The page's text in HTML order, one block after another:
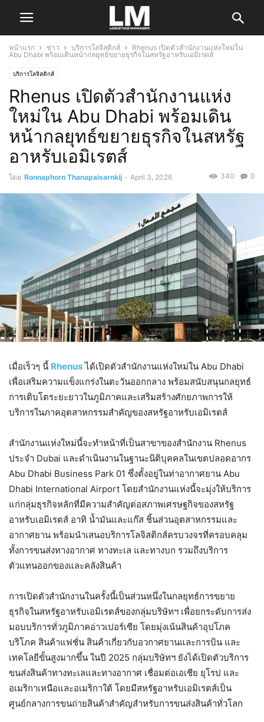
หน้าแรก ข่าว บริการโลจิสติกส์
Rhenus เปิดตัวสำนักงานแห่งใหม่ใน
Abu Dhabi พร้อมเดินหน้ากลยุทธ์ขยายธุรกิจในสหรัฐอาหรับเอมิเรตส์
บริการโลจิสติกส์
Rhenus เปิดตัวสำนักงานแห่ง
ใหม่ใน Abu Dhabi พร้อมเดิน
หน้ากลยุทธ์ขยายธุรกิจในสหรัฐ
อาหรับเอมิเรตส์
โดย Ronnaphorn Thanapaisarnkij - April 3, 2026 0
340
เมื่อเร็วๆ นี้ Rhenusได้เปิดตัวสำนักงานแห่งใหม่ใน Abu Dhabi
เพื่อเสริมความแข็งแกร่งในตะวันออกกลาง พร้อมสนับสนุนกลยุทธ์
การเติบโตระยะยาวในภูมิภาคและเสริมสร้างศักยภาพการให้
บริการในภาคอุตสาหกรรมสำคัญของสหรัฐอาหรับเอมิเรตส์
สำนักงานแห่งใหม่นี้จะทำหน้าที่เป็นสาขาของสำนักงาน Rhenus
ประจำ Dubai และดำเนินงานในฐานะนิติบุคคลในเขตปลอดอากร
Abu Dhabi Business Park 01 ซึ่งตั้งอยู่ในท่าอากาศยาน Abu
Dhabi International Airport โดยสำนักงานแห่งนี้จะมุ่งให้บริการ
แก่กลุ่มธุรกิจหลักที่มีความสำคัญต่อสภาพเศรษฐกิจของสหรัฐ
อาหรับเอมิเรตส์ อาทิ น้ำมันและแก๊ส ชิ้นส่วนอุตสาหกรรมและ
อากาศยาน พร้อมนำเสนอบริการโลจิสติกส์ครบวงจรที่ครอบคลุม
ทั้งการขนส่งทางอากาศ ทางทะเล และทางบก รวมถึงบริการ
ตัวแทนออกของและคลังสินค้า
การเปิดตัวสำนักงานในครั้งนี้เป็นส่วนหนึ่งในกลยุทธ์การขยาย
ธุรกิจในสหรัฐอาหรับเอมิเรตส์ของกลุ่มบริษัทฯ เพื่อยกระดับการส่ง
มอบบริการทั่วภูมิภาคอ่าวเปอร์เซีย โดยมุ่งเน้นสินค้าอุปโภค
บริโภค สินค้าแฟชั่น สินค้าเกี่ยวกับอวกาศยานและการบิน และ
เทคโลยีขั้นสูงมากขึ้น ในปี 2025 กลุ่มบริษัทฯ ยังได้เปิดตัวบริการ
ขนส่งสินค้าทางทะเลและทางอากาศ เชื่อมต่อเอเชีย ยุโรป และ
อเมริกาเหนือและอเมริกาใต้ โดยมีสหรัฐอาหรับเอมิเรตส์เป็น
ศูนย์กลางการขนถ่ายสินค้าสำคัญสำหรับการขนส่งสินค้าทั่วโลก